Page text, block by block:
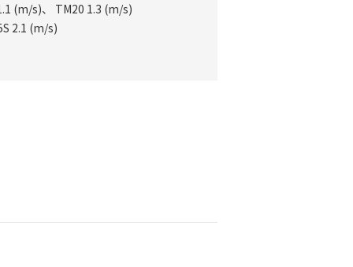
(m/s)、 TM20 1.3 (m/s)
2.1 (m/s)